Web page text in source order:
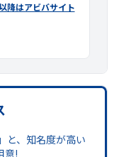
降はアビバサイト
と、知名度が高い
意!